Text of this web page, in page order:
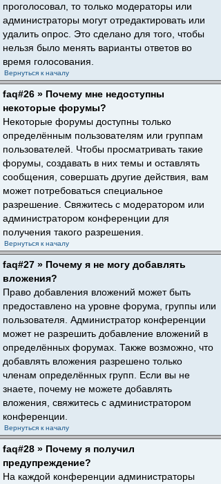
проголосовал, то только модераторы или
администраторы могут отредактировать или
удалить опрос. Это сделано для того, чтобы
нельзя было менять варианты ответов во
время голосования.
Вернуться к началу
faq#26 » Почему мне недоступны
некоторые форумы?
Некоторые форумы доступны только
определённым пользователям или группам
пользователей. Чтобы просматривать такие
форумы, создавать в них темы и оставлять
сообщения, совершать другие действия, вам
может потребоваться специальное
разрешение. Свяжитесь с модератором или
администратором конференции для
получения такого разрешения.
Вернуться к началу
faq#27 » Почему я не могу добавлять
вложения?
Право добавления вложений может быть
предоставлено на уровне форума, группы или
пользователя. Администратор конференции
может не разрешить добавление вложений в
определённых форумах. Также возможно, что
добавлять вложения разрешено только
членам определённых групп. Если вы не
знаете, почему не можете добавлять
вложения, свяжитесь с администратором
конференции.
Вернуться к началу
faq#28 » Почему я получил
предупреждение?
На каждой конференции администраторы